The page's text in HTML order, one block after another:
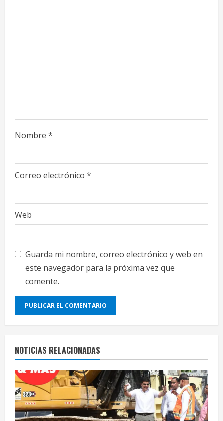
Nombre *
Correo electrónico *
Web
Guarda mi nombre, correo electrónico y web en
este navegador para la próxima vez que
comente.
NOTICIAS RELACIONADAS